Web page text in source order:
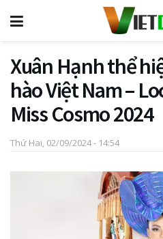
Xuân Hạnh thể
hào Việt Nam –
Miss Cosmo 2024
Thứ Hai, 02/09/2024 - 14:54